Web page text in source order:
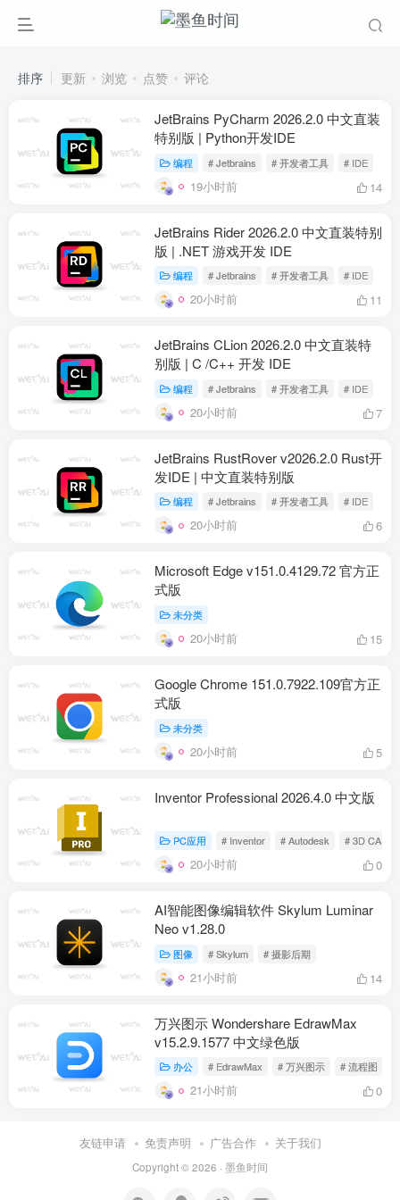
排序 更新 浏览 点赞 评论
JetBrains PyCharm 2026.2.0 中文直装
特别版 | Python开发IDE
编程 # Jetbrains # 开发者工具 # IDE
19小时前 14
JetBrains Rider 2026.2.0 中文直装特别
版 | .NET 游戏开发 IDE
编程 # Jetbrains # 开发者工具 # IDE
20小时前 11
JetBrains CLion 2026.2.0 中文直装特
别版 | C /C++ 开发 IDE
编程 # Jetbrains # 开发者工具 # IDE
20小时前 7
JetBrains RustRover v2026.2.0 Rust开
发IDE | 中文直装特别版
编程 # Jetbrains # 开发者工具 # IDE
20小时前 6
Microsoft Edge v151.0.4129.72 官方正
式版
未分类
20小时前 15
Google Chrome 151.0.7922.109官方正
式版
未分类
20小时前 5
Inventor Professional 2026.4.0 中文版
PC应用 # Inventor # Autodesk # 3D CAD
20小时前 0
AI智能图像编辑软件 Skylum Luminar
Neo v1.28.0
图像 # Skylum # 摄影后期
21小时前 14
万兴图示 Wondershare EdrawMax
v15.2.9.1577 中文绿色版
办公 # EdrawMax # 万兴图示 # 流程图
21小时前 0
友链申请 免责声明 广告合作 关于我们
Copyright © 2026 · 墨鱼时间